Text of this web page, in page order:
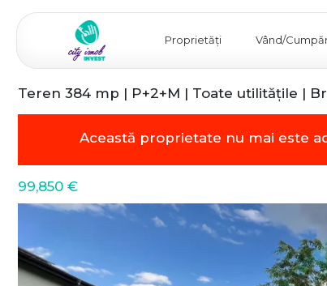
Proprietăți Vând/
Teren 384 mp | P+2+M | Toate utilitățile |
Această proprietate nu mai este
99,850 €